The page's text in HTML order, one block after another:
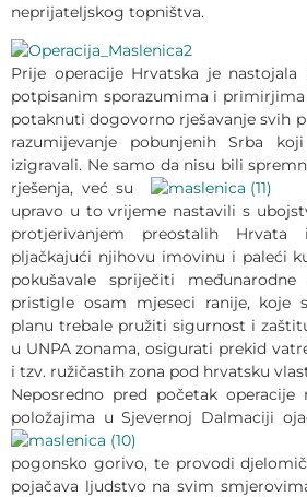
neprijateljskog topništva.
Prije operacije Hrvatska je
potpisanim sporazumima i
potaknuti dogovorno rješavanje svih
razumijevanje pobunjenih Srba
izigravali. Ne samo da nisu bili
rješenja, već su
upravo u to vrijeme nastavili s
protjerivanjem preostalih Hrvata
pljačkajući njihovu imovinu i paleći
pokušavale spriječiti međunarodne
pristigle osam mjeseci ranije, koje
planu trebale pružiti sigurnost i
u UNPA zonama, osigurati prekid
i tzv. ružičastih zona pod hrvatsku
Neposredno pred početak
položajima u Sjevernoj Dalmaciji
pogonsko gorivo, te provodi
pojačava ljudstvo na svim